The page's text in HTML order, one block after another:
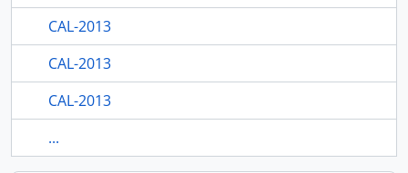
CAL-2013
CAL-2013
CAL-2013
...